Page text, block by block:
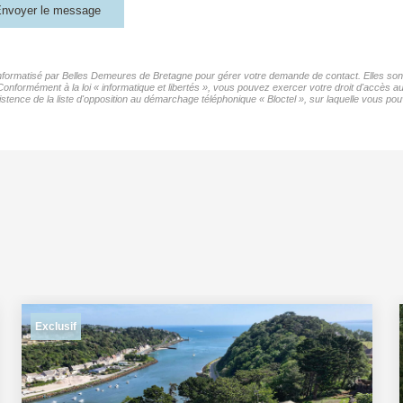
le message
par Belles Demeures de Bretagne pour gérer votre demande de contact. Elles
à la loi « informatique et libertés », vous pouvez exercer votre droit d'accès
de la liste d'opposition au démarchage téléphonique « Bloctel », sur laquelle vous
Exclusif